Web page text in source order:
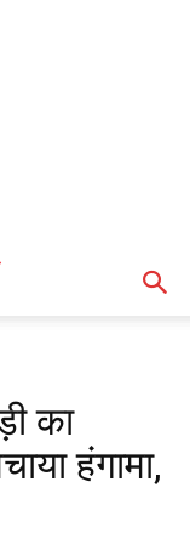
का
हंगामा,